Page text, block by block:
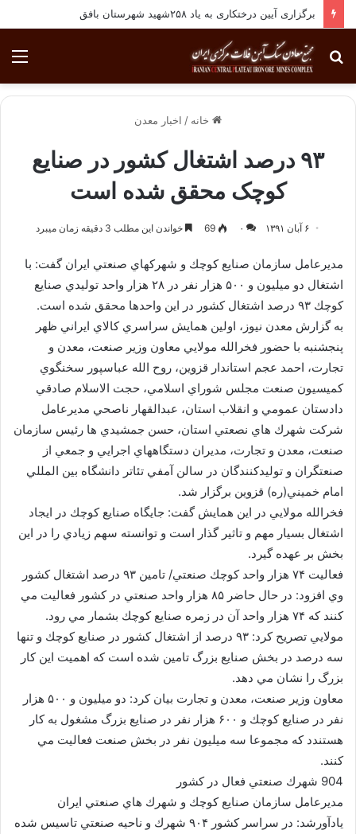
برگزاری آیین درختکاری به یاد ۲۵۸شهید شهرستان بافق
جستجو
برای
خانه / اخبار معدن
۹۳ درصد اشتغال کشور در صنایع
کوچک محقق شده است
۶ آبان ۱۳۹۱ ۰ 69 خواندن این مطلب 3 دقیقه زمان میبرد
مديرعامل سازمان صنايع كوچك و شهركهاي صنعتي ايران گفت:‌ با
اشتغال دو ميليون و ۵۰۰ هزار نفر در ۲۸ هزار واحد توليدي صنايع
كوچك ۹۳ درصد اشتغال كشور در اين واحدها محقق شده است.
به گزارش معدن نيوز، اولين همايش سراسري كالاي ايراني ظهر
پنجشنبه با حضور فخرالله مولايي معاون وزير صنعت، معدن و
تجارت، احمد عجم استاندار قزوين،‌ روح الله عباسپور سخنگوي
كميسيون صنعت مجلس شوراي اسلامي، حجت الاسلام صادقي
دادستان عمومي و انقلاب استان، عبدالقهار ناصحي مديرعامل
شركت شهرك هاي نصعتي استان، حسن جمشيدي ها رئيس سازمان
صنعت، معدن و تجارت، مديران دستگاههاي اجرايي و جمعي از
صنعتگران و توليدكنندگان در سالن آمفي تئاتر دانشگاه بين المللي
امام خميني(ره) قزوين برگزار شد.
فخرالله مولايي در اين همايش گفت: جايگاه صنايع كوچك در ايجاد
اشتغال بسيار مهم و تاثير گذار است و توانسته سهم زيادي را در اين
بخش بر عهده گيرد.
فعاليت ۷۴ هزار واحد كوچك صنعتي/ تامين ۹۳ درصد اشتغال كشور
وي افزود:‌ در حال حاضر ۸۵ هزار واحد صنعتي در كشور فعاليت مي
كنند كه ۷۴ هزار واحد آن در زمره صنايع كوچك بشمار مي رود.
مولايي تصريح كرد: ۹۳ درصد از اشتغال كشور در صنايع كوچك و تنها
سه درصد در بخش صنايع بزرگ تامين شده است كه اهميت اين كار
بزرگ را نشان مي دهد.
معاون وزير صنعت، معدن و تجارت بيان كرد: دو ميليون و ۵۰۰ هزار
نفر در صنايع كوچك و ۶۰۰ هزار نفر در صنايع بزرگ مشغول به كار
هستندد كه مجموعا سه ميليون نفر در بخش صنعت فعاليت مي
كنند.
904 شهرك صنعتي فعال در كشور
مديرعامل سازمان صنايع كوچك و شهرك هاي صنعتي ايران
يادآورشد: در سراسر كشور ۹۰۴ شهرك و ناحيه صنعتي تاسيس شده